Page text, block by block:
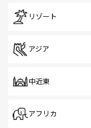
リゾート
アジア
中近東
アフリカ